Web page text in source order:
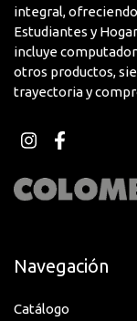
integral,
Estudiantes y
incluye
otros productos,
trayectoria y
Navegación
Catálogo